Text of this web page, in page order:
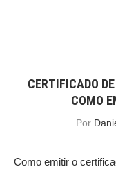
CERTIFICADO
COMO
Por
Como emitir o